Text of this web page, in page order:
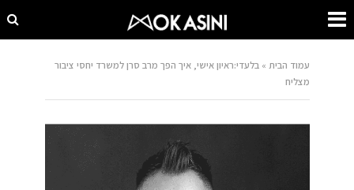
עמוד הבית »בלעדי:ראיון אישי, איך הפך מרב סרן למשרד יחסי ציבור
מצליח